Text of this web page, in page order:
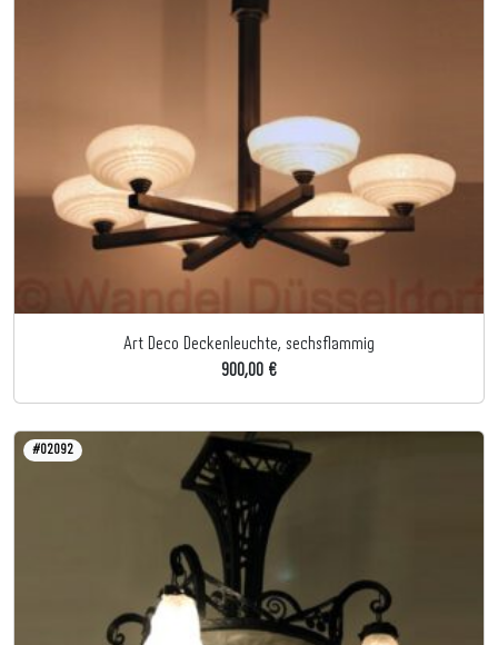
Art Deco Deckenleuchte, sechsflammig
900,00 €
#02092